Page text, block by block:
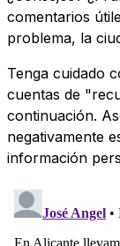
comentarios
problema, la
Tenga cuidado
cuentas de
continuación.
negativamente
información